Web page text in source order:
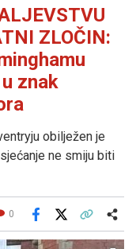
ZLOČIN:
znak
obilježen je
ne smiju biti
0
Facebook